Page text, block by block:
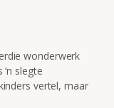
wonderwerk
slegte
vertel, maar